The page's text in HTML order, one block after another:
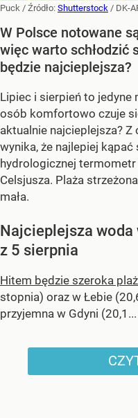
Puck / Źródło: Shutterstock / DK-
W Polsce notowane
więc warto schłodzić
będzie najcieplejsza?
Lipiec i sierpień to
osób komfortowo czuje
aktualnie najcieplejsza?
wynika, że najlepiej
hydrologicznej
Celsjusza. Plaża
mała.
Najcieplejsza woda
z 5 sierpnia
Hitem będzie szeroka
stopnia) oraz w Łebie
przyjemna w Gdyni (20,1...